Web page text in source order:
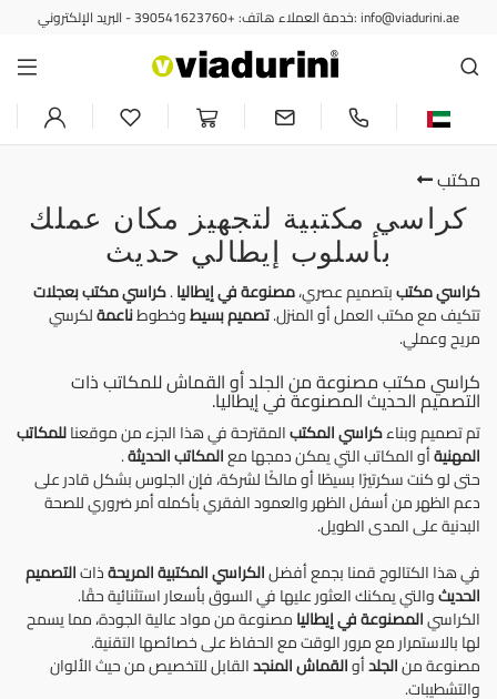
خدمة العملاء هاتف: +390541623760 - البريد الإلكتروني: info@viadurini.ae
مكتب
كراسي مكتبية لتجهيز مكان عملك
بأسلوب إيطالي حديث
كراسي مكتببتصميم عصري،مصنوعة في إيطاليا.كراسي مكتب بعجلات
تتكيف مع مكتب العمل أو المنزل.تصميم بسيطوخطوطناعمةلكرسي
مريح وعملي.
كراسي مكتب مصنوعة من الجلد أو القماش للمكاتب ذات
التصميم الحديث المصنوعة في إيطاليا.
تم تصميم وبناءكراسي المكتبالمقترحة في هذا الجزء من موقعناللمكاتب
المهنيةأو المكاتب التي يمكن دمجها معالمكاتب الحديثة.
حتى لو كنت سكرتيرًا بسيطًا أو مالكًا لشركة، فإن الجلوس بشكل قادر على
دعم الظهر من أسفل الظهر والعمود الفقري بأكمله أمر ضروري للصحة
البدنية على المدى الطويل.
في هذا الكتالوج قمنا بجمع أفضلالكراسي المكتبية المريحةذاتالتصميم
الحديثوالتي يمكنك العثور عليها في السوق بأسعار استثنائية حقًا.
الكراسيالمصنوعة في إيطاليامصنوعة من مواد عالية الجودة، مما يسمح
لها بالاستمرار مع مرور الوقت مع الحفاظ على خصائصها التقنية.
مصنوعة منالجلدأوالقماش المنجدالقابل للتخصيص من حيث الألوان
والتشطيبات.